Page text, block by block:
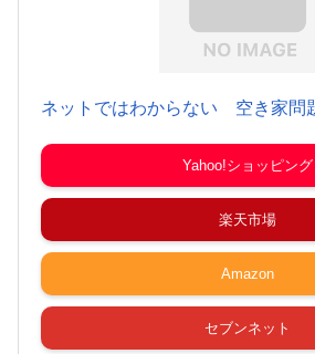
ネットではわからない 空き家問
Yahoo!ショッピング
楽天市場
Amazon
セブンネット